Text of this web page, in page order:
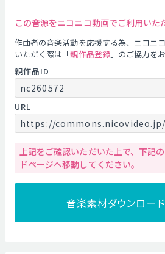
この音源をニコニコ動画でご利用いた
作曲者の音楽活動を応援する為、ニコニ
いただく際は「親作品登録」のご協力を
親作品ID
nc260572
URL
https://
上記をご確認いただいた上で、下記
ドページへ移動してください。
音楽素材ダウンロー